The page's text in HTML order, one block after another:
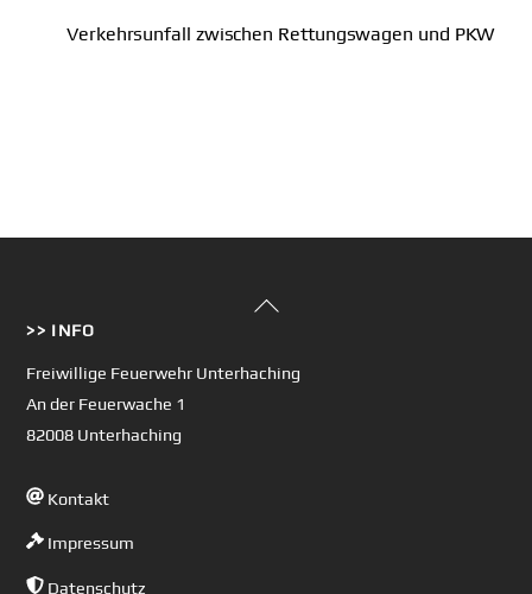
Verkehrsunfall zwischen Rettungswagen und PKW
Back
>> INFO
Freiwillige Feuerwehr Unterhaching
An der Feuerwache 1
82008 Unterhaching
Kontakt
Impressum
Datenschutz